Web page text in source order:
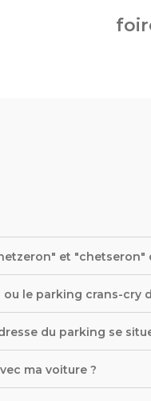
et "chetseron"
le parking crans-cry
du parking se
ma voiture ?